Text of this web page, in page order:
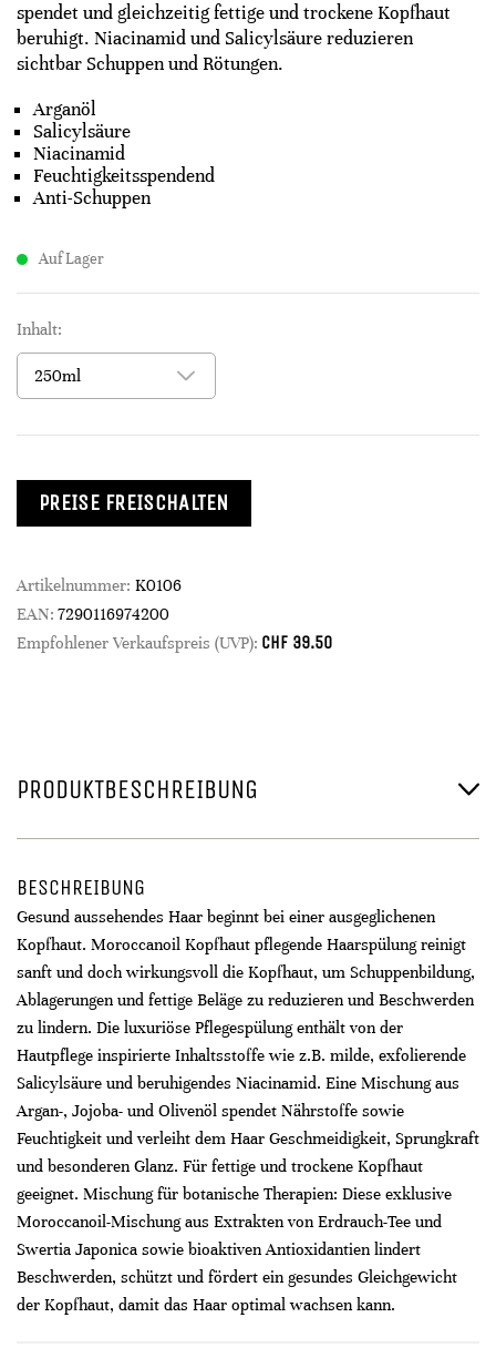
spendet und gleichzeitig fettige und trockene Kopfhaut
beruhigt. Niacinamid und Salicylsäure reduzieren
sichtbar Schuppen und Rötungen.
Arganöl
Salicylsäure
Niacinamid
Feuchtigkeitsspendend
Anti-Schuppen
Auf Lager
Inhalt:
PREISE FREISCHALTEN
Artikelnummer: K0106
EAN: 7290116974200
Empfohlener Verkaufspreis (UVP): CHF 39.50
PRODUKTBESCHREIBUNG
BESCHREIBUNG
Gesund aussehendes Haar beginnt bei einer ausgeglichenen
Kopfhaut. Moroccanoil Kopfhaut pflegende Haarspülung reinigt
sanft und doch wirkungsvoll die Kopfhaut, um Schuppenbildung,
Ablagerungen und fettige Beläge zu reduzieren und Beschwerden
zu lindern. Die luxuriöse Pflegespülung enthält von der
Hautpflege inspirierte Inhaltsstoffe wie z.B. milde, exfolierende
Salicylsäure und beruhigendes Niacinamid. Eine Mischung aus
Argan-, Jojoba- und Olivenöl spendet Nährstoffe sowie
Feuchtigkeit und verleiht dem Haar Geschmeidigkeit, Sprungkraft
und besonderen Glanz. Für fettige und trockene Kopfhaut
geeignet. Mischung für botanische Therapien: Diese exklusive
Moroccanoil-Mischung aus Extrakten von Erdrauch-Tee und
Swertia Japonica sowie bioaktiven Antioxidantien lindert
Beschwerden, schützt und fördert ein gesundes Gleichgewicht
der Kopfhaut, damit das Haar optimal wachsen kann.